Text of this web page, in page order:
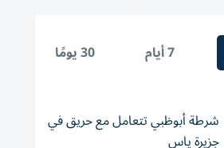
7 أيام 30 يومًا
شرطة أبوظبي تتعامل مع حريق في
جزيرة ياس